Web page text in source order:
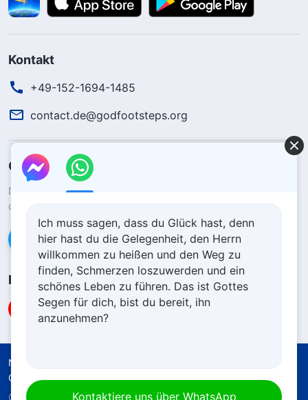
Kontakt
+49-152-1694-1485
contact.de@godfootsteps.org
Gottes Königreich ist herabgekommen
Das Königreich ist auf die Erde herabgekommen! Möchtest du
das Königreich Gottes betreten?
Kontaktiere uns über WhatsApp
Folge uns
Nutzungsbedingungen
Quellenangaben
Cookie-Richtlinie
Copyright © 2026Die Kirche des Allmächtigen
Ich muss sagen, dass du Glück hast, denn
hier hast du die Gelegenheit, den Herrn
willkommen zu heißen und den Weg zu
finden, Schmerzen loszuwerden und ein
schönes Leben zu führen. Das ist Gottes
Segen für dich, bist du bereit, ihn
anzunehmen?
Kontaktiere uns über WhatsApp